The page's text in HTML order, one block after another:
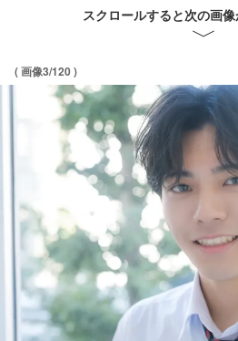
スクロールすると次の画
( 画像3/120 )